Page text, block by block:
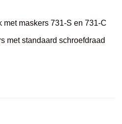
met maskers 731-S en 731-C
met standaard schroefdraad